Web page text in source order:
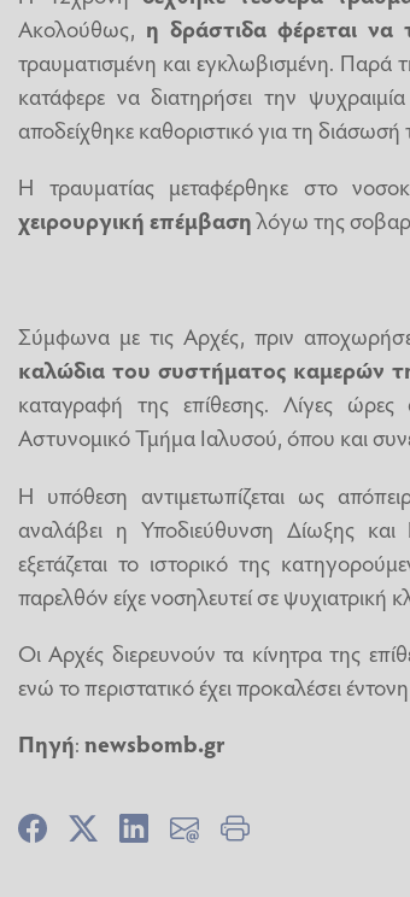
Ακολούθως, η δράστιδα φέρεται να
τραυματισμένη και εγκλωβισμένη. Παρά
κατάφερε να διατηρήσει την
αποδείχθηκε καθοριστικό για τη διάσωσή
Η τραυματίας μεταφέρθηκε στο
χειρουργική επέμβασηλόγω της
Σύμφωνα με τις Αρχές, πριν
καλώδια του συστήματος καμερών
καταγραφή της επίθεσης. Λίγες
Αστυνομικό Τμήμα Ιαλυσού, όπου και
Η υπόθεση αντιμετωπίζεται ως
αναλάβει η Υποδιεύθυνση Δίωξης
εξετάζεται το ιστορικό της
παρελθόν είχε νοσηλευτεί σε ψυχιατρική
Οι Αρχές διερευνούν τα κίνητρα της
ενώ το περιστατικό έχει προκαλέσει
Πηγή:newsbomb.gr